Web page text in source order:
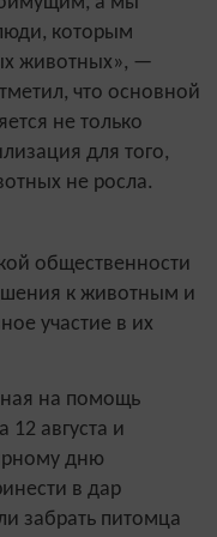
которым
животных», —
что основной
не только
для того,
не росла.
общественности
к животным и
участие в их
на помощь
12 августа и
дню
в дар
забрать питомца